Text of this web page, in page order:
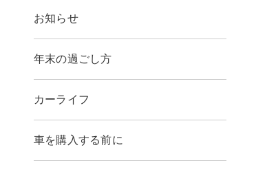
お知らせ
年末の過ごし方
カーライフ
車を購入する前に